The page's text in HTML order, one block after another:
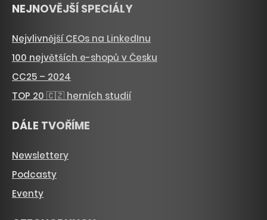
NEJNOVĚJŠÍ SPECIÁLY
Nejvlivnější CEOs na LinkedInu
100 největších e-shopů v Česku
CC25 – 2024
TOP 20 🇨🇿 herních studií
DÁLE TVOŘÍME
Newslettery
Podcasty
Eventy